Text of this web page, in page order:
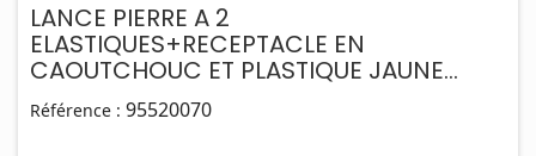
LANCE PIERRE A 2
ELASTIQUES+RECEPTACLE EN
CAOUTCHOUC ET PLASTIQUE JAUNE
NOIR
Référence : 95520070